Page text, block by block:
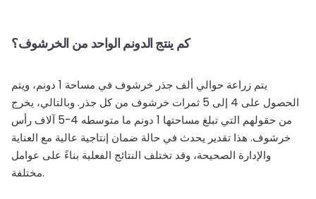
كم ينتج الدونم الواحد من الخرشوف؟
يتم زراعة حوالي ألف جذر خرشوف في مساحة 1 دونم، ويتم
الحصول على 4 إلى 5 ثمرات خرشوف من كل جذر. وبالتالي، يخرج
من حقولهم التي تبلغ مساحتها 1 دونم ما متوسطه 4-5 آلاف رأس
خرشوف. هذا تقدير يحدث في حالة ضمان إنتاجية عالية مع العناية
والإدارة الصحيحة، وقد تختلف النتائج الفعلية بناءً على عوامل
مختلفة.